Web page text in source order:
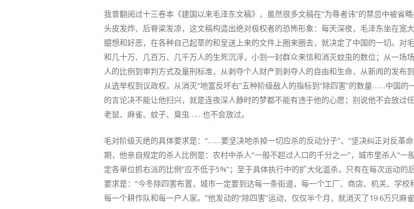
我曾翻阅过十三卷本《建国以来毛泽东文稿》，虽然很多文稿在“为尊者讳”的禁忌中被省
头皮发炸、后脊梁发凉，这文稿构造出绝对极权者的恐怖形象：每天深夜，毛泽东坐在宽
臆想和好恶，在各种自己起草的和呈送上来的文件上圈来圈去，就决定了中国的一切。对
和几十万、几百万、几千万人的生死沉浮，小到一封群众来信和消灭蚊虫的数位；从一场
人的比例到审判方式及量刑标准，从剥夺个人财产到剥夺人的自由和生命，从新闻的发布
从选举权到议政权，从消灭“地富反坏右”五种阶级敌人的指标到“除四害”的数量……中国
的言论决不能让他扫兴，就是连夜深人静时的梦都不能有违于他的心愿；别说他不会放过
老鼠、麻雀、蚊子、臭虫……也不会放过。
毛对阶级灭绝的具体要求是：“……要坚决地杀掉一切应杀的反动分子”、“坚决纠正对反革
期，他亲自规定的杀人比例是：农村中杀人“一般不超过人口的千分之一”，城市里杀人“一
定各单位抓右派的比例“应不低于5%”；至于具体执行中的扩大化滥杀，只有在每次运动的
要求是：“今冬除四害布置，城市一定要到达每一条街道，每一个工厂、商店、机关、学校
每一个耕作队和每一户人家。”他发动的“除四害”运动，仅仅半个月，就消灭了19.6万只麻雀